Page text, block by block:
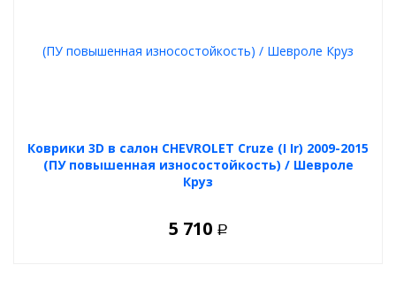
Коврики 3D в салон CHEVROLET Cruze (I Ir) 2009-2015
(ПУ повышенная износостойкость) / Шевроле
Круз
5 710 Р